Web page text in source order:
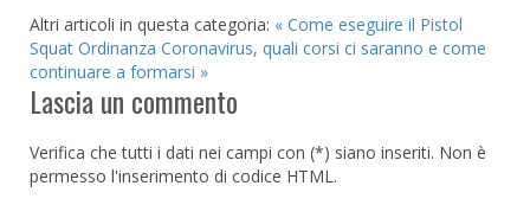
Altri articoli in questa categoria: « Come eseguire il Pistol
Squat Ordinanza Coronavirus, quali corsi ci saranno e come
continuare a formarsi »
Lascia un commento
Verifica che tutti i dati nei campi con (*) siano inseriti. Non è
permesso l'inserimento di codice HTML.